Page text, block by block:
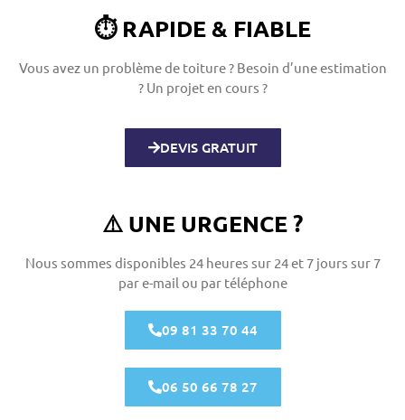
⏱️ RAPIDE & FIABLE
Vous avez un problème de toiture ? Besoin d’une estimation
? Un projet en cours ?
DEVIS GRATUIT
⚠️ UNE URGENCE ?
Nous sommes disponibles 24 heures sur 24 et 7 jours sur 7
par e-mail ou par téléphone
09 81 33 70 44
06 50 66 78 27